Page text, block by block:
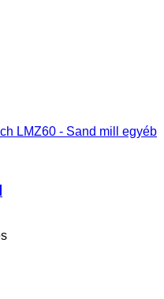
LMZ60 - Sand mill egyéb